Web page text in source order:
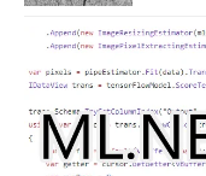
的に管理共有の意図的
などが主な対象になる
■この記事と関連性の
簡易ファイルの